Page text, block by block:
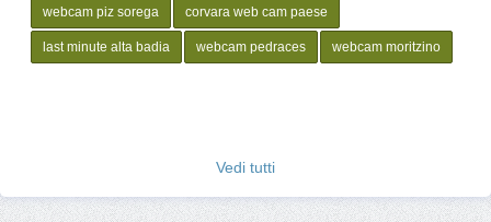
webcam piz sorega corvara web cam paese
last minute alta badia webcam pedraces webcam moritzino
Vedi tutti